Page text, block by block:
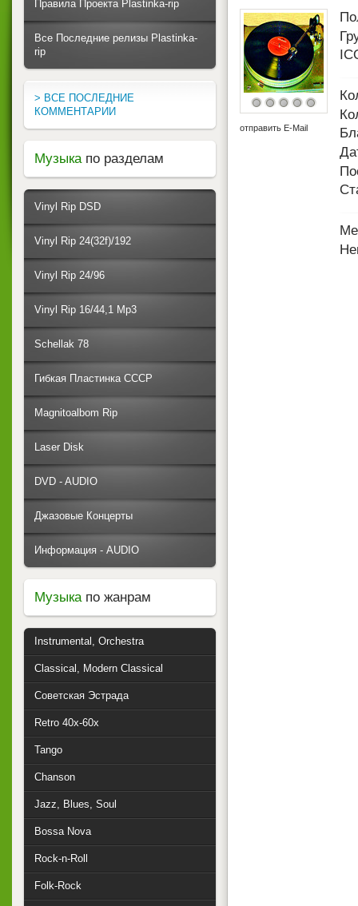
отправить E-Mail
Правила Проекта Plastinka-rip
Все Последние релизы Plastinka-
rip
> ВСЕ ПОСЛЕДНИЕ
КОММЕНТАРИИ
Музыка по разделам
Vinyl Rip DSD
Vinyl Rip 24(32f)/192
Vinyl Rip 24/96
Vinyl Rip 16/44,1 Mp3
Schellak 78
Гибкая Пластинка СССР
Magnitoalbom Rip
Laser Disk
DVD - AUDIO
Джазовые Концерты
Информация - AUDIO
Музыкапо жанрам
Instrumental, Orchestra
Classical, Modern Classical
Советская Эстрада
Retro 40x-60x
Tango
Chanson
Jazz, Blues, Soul
Bossa Nova
Rock-n-Roll
Folk-Rock